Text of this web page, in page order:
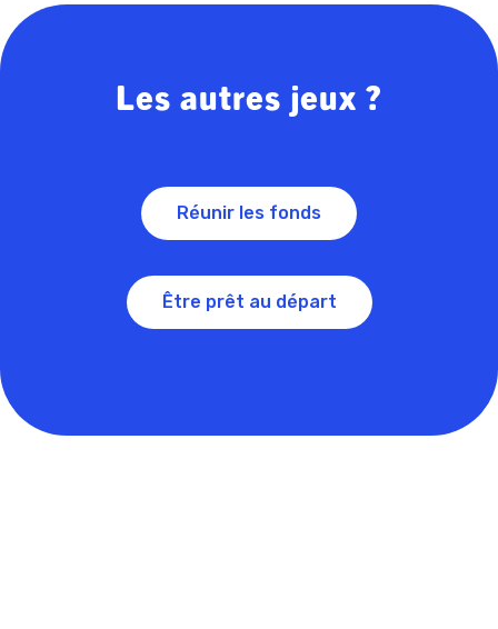
Les autres jeux ?
Réunir les fonds
Être prêt au départ